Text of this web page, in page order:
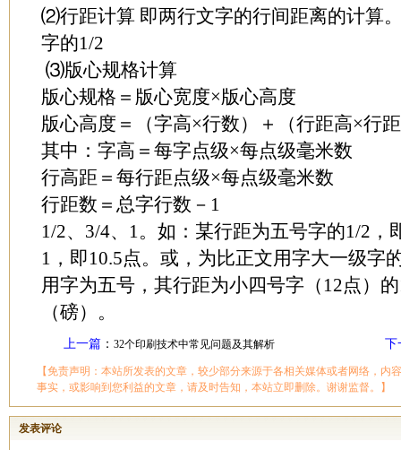
⑵行距计算 即两行文字的行间距离的计算
字的1/2
⑶版心规格计算
版心规格＝版心宽度×版心高度
版心高度＝（字高×行数）＋（行距高×行
其中：字高＝每字点级×每点级毫米数
行高距＝每行距点级×每点级毫米数
行距数＝总字行数－1
1/2、3/4、1。如：某行距为五号字的1/2，
1，即10.5点。或，为比正文用字大一级字
用字为五号，其行距为小四号字（12点）
（磅）。
上一篇： 32个印刷技术中常见问题及其解析 下
【免责声明：本站所发表的文章，较少部分来源于各相关媒体或者网络，内
事实，或影响到您利益的文章，请及时告知，本站立即删除。谢谢监督。】
发表评论